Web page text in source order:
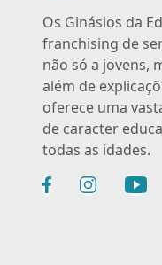
Os Ginásios da
franchising de
não só a jovens,
além de
oferece uma
de caracter
todas as idades.